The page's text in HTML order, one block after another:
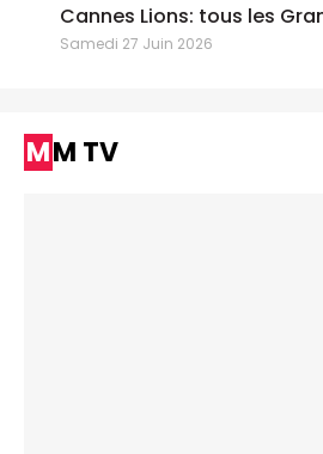
Cannes Lions: tous les
Samedi 27 Juin 2026
MM TV